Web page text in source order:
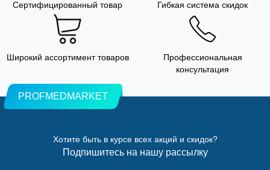
Сертифицированный товар Гибкая система скидок
Широкий ассортимент товаров
Профессиональная
консультация
PROFMEDMARKET
Хотите быть в курсе всех акций и скидок?
Подпишитесь на нашу рассылку